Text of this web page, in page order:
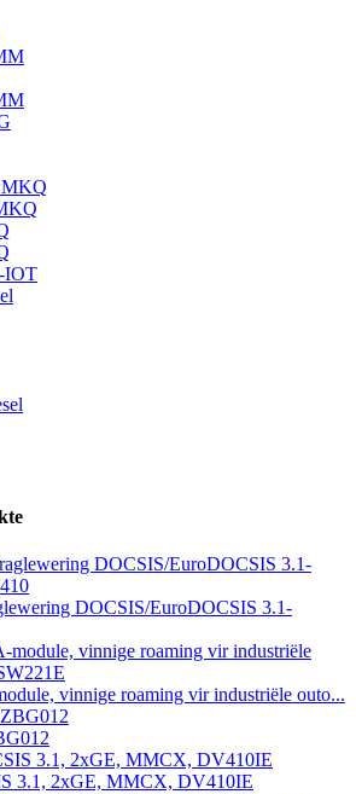
MKQ
IOT
DOCSIS/EuroDOCSIS 3.1-
vinnige roaming vir industriële outo...
3.1, 2xGE, MMCX, DV410IE